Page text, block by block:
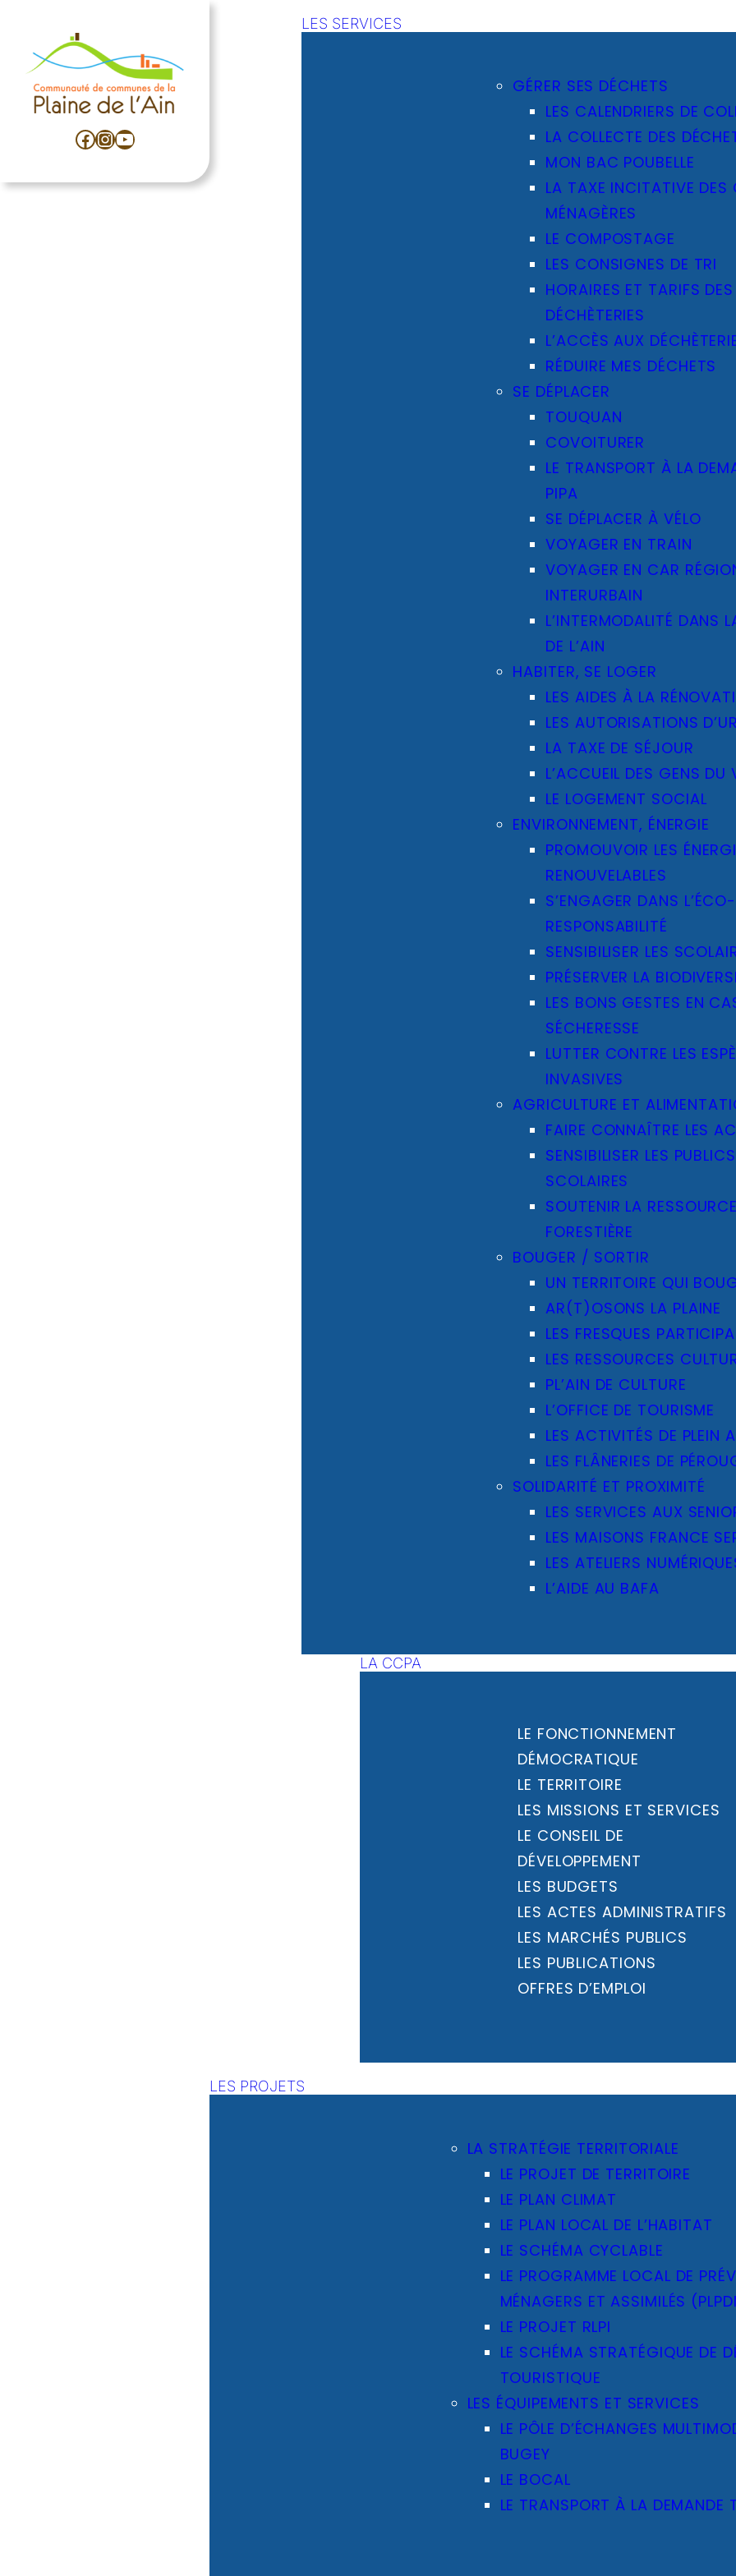
Facebook
Instagram
YouTube
LES SERVICES
GÉRER SES DÉCHETS
LES CALENDRIERS DE
LA COLLECTE DES
MON BAC POUBELLE
LA TAXE INCITATIVE DES
MÉNAGÈRES
LE COMPOSTAGE
LES CONSIGNES DE TRI
HORAIRES ET TARIFS DES
DÉCHÈTERIES
L’ACCÈS AUX
RÉDUIRE MES DÉCHETS
SE DÉPLACER
TOUQUAN
COVOITURER
LE TRANSPORT À LA
PIPA
SE DÉPLACER À VÉLO
VOYAGER EN TRAIN
VOYAGER EN CAR
INTERURBAIN
L’INTERMODALITÉ DANS
DE L’AIN
HABITER, SE LOGER
LES AIDES À LA
LES AUTORISATIONS
LA TAXE DE SÉJOUR
L’ACCUEIL DES GENS DU
LE LOGEMENT SOCIAL
ENVIRONNEMENT, ÉNERGIE
PROMOUVOIR LES
RENOUVELABLES
S’ENGAGER DANS L’ÉCO-
RESPONSABILITÉ
SENSIBILISER LES
PRÉSERVER LA
LES BONS GESTES EN
SÉCHERESSE
LUTTER CONTRE LES
INVASIVES
AGRICULTURE ET
FAIRE CONNAÎTRE LES
SENSIBILISER LES PUBLICS
SCOLAIRES
SOUTENIR LA RESSOURCE
FORESTIÈRE
BOUGER / SORTIR
UN TERRITOIRE QUI
AR(T)OSONS LA PLAINE
LES FRESQUES
LES RESSOURCES
PL’AIN DE CULTURE
L’OFFICE DE TOURISME
LES ACTIVITÉS DE PLEIN
LES FLÂNERIES DE
SOLIDARITÉ ET PROXIMITÉ
LES SERVICES AUX
LES MAISONS FRANCE
LES ATELIERS
L’AIDE AU BAFA
LA CCPA
LE FONCTIONNEMENT
DÉMOCRATIQUE
LE TERRITOIRE
LES MISSIONS ET SERVICES
LE CONSEIL DE
DÉVELOPPEMENT
LES BUDGETS
LES ACTES ADMINISTRATIFS
LES MARCHÉS PUBLICS
LES PUBLICATIONS
OFFRES D’EMPLOI
LES PROJETS
LA STRATÉGIE TERRITORIALE
LE PROJET DE TERRITOIRE
LE PLAN CLIMAT
LE PLAN LOCAL DE L’HABITAT
LE SCHÉMA CYCLABLE
LE PROGRAMME LOCAL DE
MÉNAGERS ET ASSIMILÉS
LE PROJET RLPI
LE SCHÉMA STRATÉGIQUE DE
TOURISTIQUE
LES ÉQUIPEMENTS ET SERVICES
LE PÔLE D’ÉCHANGES
BUGEY
LE BOCAL
LE TRANSPORT À LA DEMANDE